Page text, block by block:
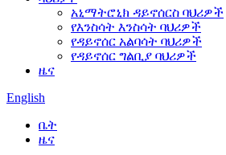
አኒማትሮኒክ ዳይኖሰርስ ባህሪዎች
የእንስሳት እንስሳት ባህሪዎች
የዳይኖሰር አልባሳት ባህሪዎች
የዳይኖሰር ግልቢያ ባህሪዎች
ዜና
English
ቤት
ዜና